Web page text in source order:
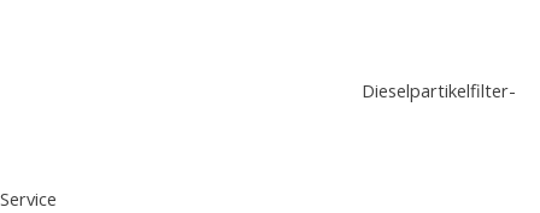
Dieselpartikelfilter-
Service